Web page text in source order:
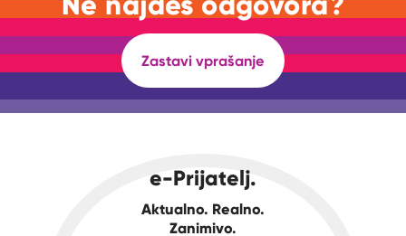
Zastavi vprašanje
e-Prijatelj.
Aktualno. Realno.
Zanimivo.